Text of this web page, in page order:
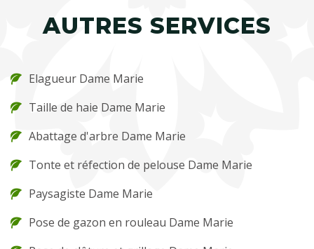
AUTRES SERVICES
Elagueur Dame Marie
Taille de haie Dame Marie
Abattage d'arbre Dame Marie
Tonte et réfection de pelouse Dame Marie
Paysagiste Dame Marie
Pose de gazon en rouleau Dame Marie